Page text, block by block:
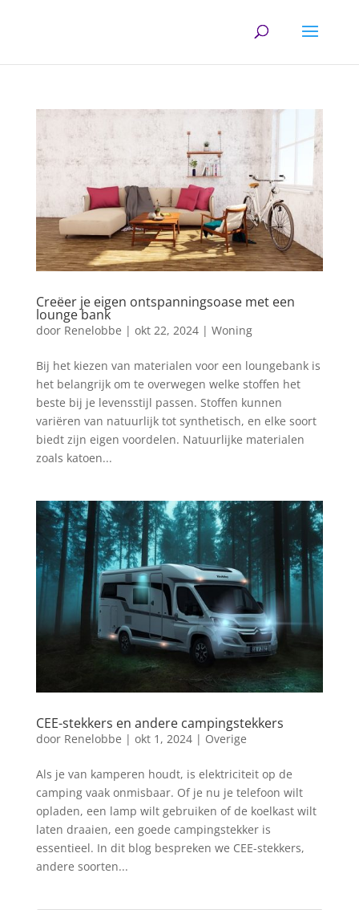
Creëer je eigen ontspanningsoase met een
lounge bank
door Renelobbe | okt 22, 2024| Woning
Bij het kiezen van materialen voor een loungebank is
het belangrijk om te overwegen welke stoffen het
beste bij je levensstijl passen. Stoffen kunnen
variëren van natuurlijk tot synthetisch, en elke soort
biedt zijn eigen voordelen. Natuurlijke materialen
zoals katoen...
CEE-stekkers en andere campingstekkers
door Renelobbe | okt 1, 2024| Overige
Als je van kamperen houdt, is elektriciteit op de
camping vaak onmisbaar. Of je nu je telefoon wilt
opladen, een lamp wilt gebruiken of de koelkast wilt
laten draaien, een goede campingstekker is
essentieel. In dit blog bespreken we CEE-stekkers,
andere soorten...